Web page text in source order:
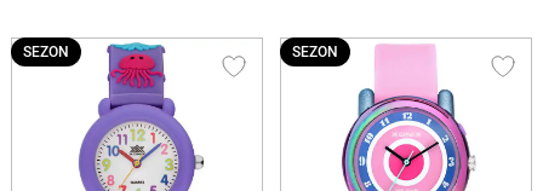
SEZON SEZON